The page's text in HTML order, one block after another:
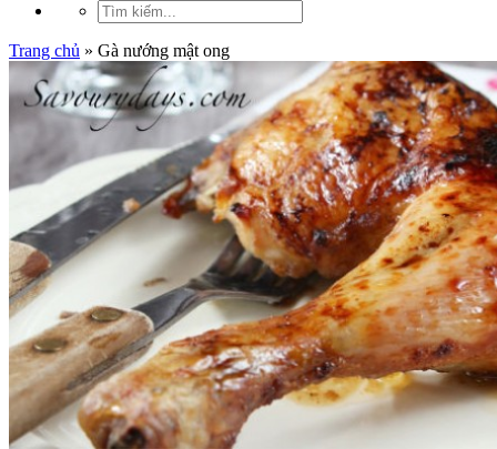
Trang chủ » Gà nướng mật ong